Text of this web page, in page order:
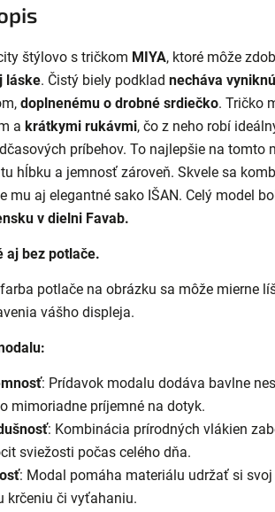
štýlovo s tričkom MIYA, ktoré môže
láske. Čistý biely podklad necháva
doplnenému o drobné srdiečko. Tričko
a krátkymi rukávmi, čo z neho robí
príbehov. To najlepšie na tomto
hĺbku a jemnosť zároveň. Skvele sa
mu aj elegantné sako IŠAN. Celý model
v dielni Favab.
aj bez potlače.
potlače na obrázku sa môže mierne
vášho displeja.
: Prídavok modalu dodáva bavlne
mimoriadne príjemné na dotyk.
: Kombinácia prírodných vlákien
sviežosti počas celého dňa.
: Modal pomáha materiálu udržať si
krčeniu či vyťahaniu.